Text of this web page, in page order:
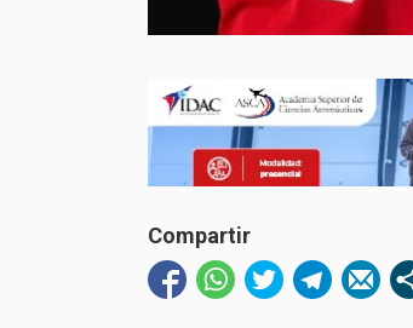
Compartir